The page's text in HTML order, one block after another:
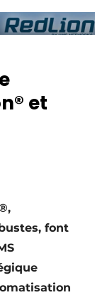
et
font